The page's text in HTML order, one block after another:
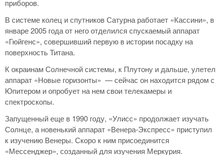
приборов.
В системе колец и спутников Сатурна работает «Кассини», в
январе 2005 года от него отделился спускаемый аппарат
«Гюйгенс», совершивший первую в истории посадку на
поверхность Титана.
К окраинам Солнечной системы, к Плутону и дальше, улетел
аппарат «Новые горизонты» — сейчас он находится рядом с
Юпитером и опробует на нем свои телекамеры и
спектроскопы.
Запущенный еще в 1990 году, «Улисс» продолжает изучать
Солнце, а новенький аппарат «Венера-Экспресс» приступил
к изучению Венеры. Скоро к ним присоединится
«Мессенджер», созданный для изучения Меркурия.